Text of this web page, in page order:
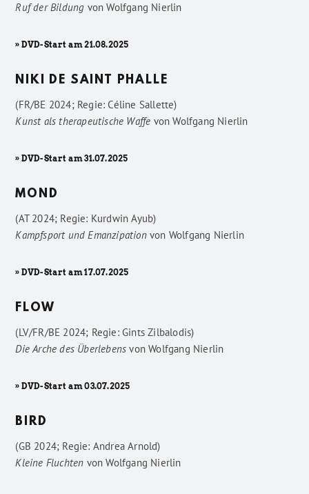
Ruf der Bildung vonWolfgang Nierlin
» DVD-Start am 21.08.2025
NIKI DE SAINT PHALLE
(FR/BE 2024; Regie: Céline Sallette)
Kunst als therapeutische Waffe vonWolfgang Nierlin
» DVD-Start am 31.07.2025
MOND
(AT 2024; Regie: Kurdwin Ayub)
Kampfsport und Emanzipationvon Wolfgang Nierlin
» DVD-Start am 17.07.2025
FLOW
(LV/FR/BE 2024; Regie: Gints Zilbalodis)
Die Arche des Überlebens vonWolfgang Nierlin
» DVD-Start am 03.07.2025
BIRD
(GB 2024; Regie: Andrea Arnold)
Kleine Fluchten vonWolfgang Nierlin